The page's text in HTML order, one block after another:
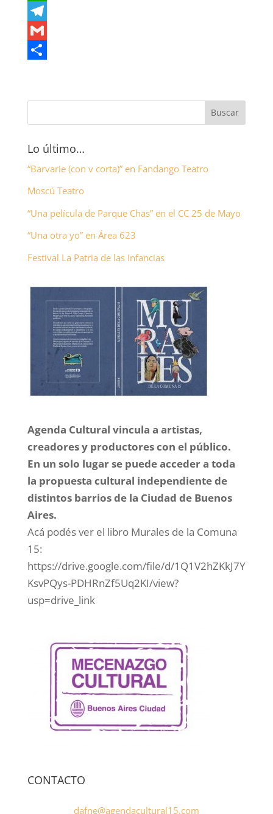
c
e
b
w
W
h
a
p
p
T
e
r
a
m
G
lp
a
r
t
Lo último…
“Barvarie (con v corta)” en Fandango Teatro
Moscú Teatro
“Una película de Parque Chas” en el CC 25 de Mayo
“Una otra yo” en Área 623
Festival La Patria de las Infancias
Agenda Cultural vincula a artistas,
creadores y productores con el público.
En un solo lugar se puede acceder a toda
la propuesta cultural independiente de
distintos barrios de la Ciudad de Buenos
Aires.
Acá podés ver el libro Murales de la Comuna
15:
https://drive.google.com/file/d/1Q1V2hZKkJ7Y
KsvPQys-PDHRnZf5Uq2KI/view?
usp=drive_link
CONTACTO
dafne@agendacultural15.com